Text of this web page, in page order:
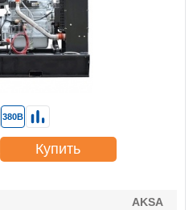
AKSA
380В
Купить